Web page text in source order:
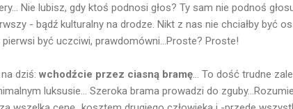
Nie lubisz, gdy ktoś podnosi głos? Ty sam nie podnoś
- bądź kulturalny na drodze. Nikt z nas nie chciałby być
być uczciwi, prawdomówni...Proste? Proste!
dziś: wchodźcie przez ciasną bramę ... To dość trudne
luksusie... Szeroka brama prowadzi do